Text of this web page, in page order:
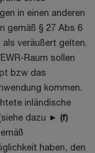
in einen anderen
gemäß § 27 Abs 6
veräußert gelten.
Raum sollen
bzw das
kommen.
inländische
dazu ► (f)
haben, den